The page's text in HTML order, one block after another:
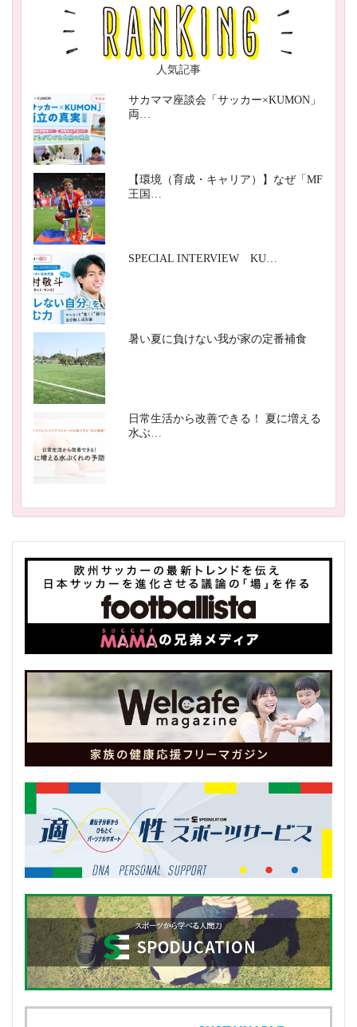
人気記事
サカママ座談会「サッカー×KUMON」
両…
【環境（育成・キャリア）】なぜ「MF
王国…
SPECIAL INTERVIEW KU…
暑い夏に負けない我が家の定番補食
日常生活から改善できる！ 夏に増える
水ぶ…